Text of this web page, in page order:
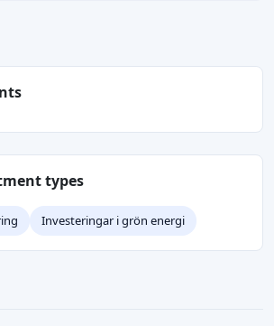
types
Investeringar i grön energi